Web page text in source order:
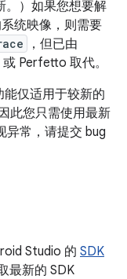
。）如果您想要解
统映像，则需要
，但已由
Perfetto 取代。
能仅适用于较新的
此您只需使用最新
异常，请提交 bug
Studio 的 SDK
最新的 SDK